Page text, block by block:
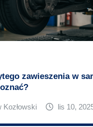
zawieszenia w
Kozłowski lis 10,